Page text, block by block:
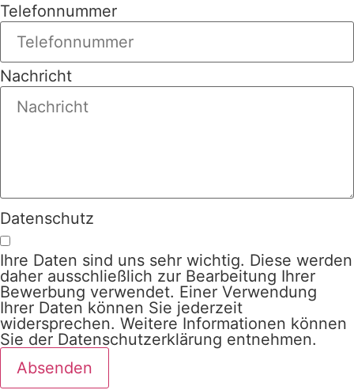
Telefonnummer
Nachricht
Datenschutz
Ihre Daten sind uns sehr wichtig. Diese werden
daher ausschließlich zur Bearbeitung Ihrer
Bewerbung verwendet. Einer Verwendung
Ihrer Daten können Sie jederzeit
widersprechen. Weitere Informationen können
Sie der Datenschutzerklärung entnehmen.
Absenden